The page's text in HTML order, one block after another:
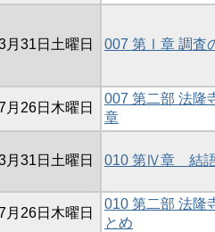
月31日土曜日 007 第Ⅰ章 調査
月26日木曜日
007 第二部 法隆
章
月31日土曜日 010 第Ⅳ章 結
月26日木曜日
010 第二部 法隆
とめ